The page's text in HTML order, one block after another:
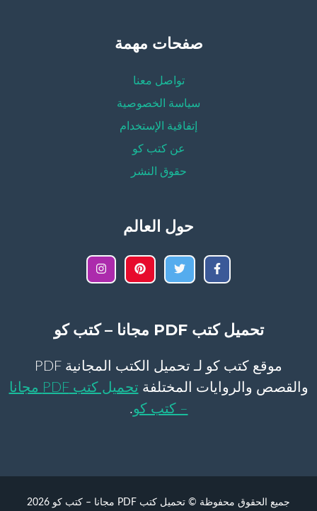
صفحات مهمة
تواصل معنا
سياسة الخصوصية
إتفاقية الإستخدام
عن كتب كو
حقوق النشر
حول العالم
تحميل كتب PDF مجانا – كتب كو
موقع كتب كو لـ تحميل الكتب المجانية PDF
والقصص والروايات المختلفة
تحميل كتب PDF مجانا
– كتب كو.
جميع الحقوق محفوظة © تحميل كتب PDF مجانا – كتب كو 2026